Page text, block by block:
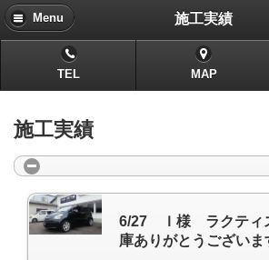
Menu 施工実績
TEL MAP
施工実績
6/27 Ｉ様 ラクティ
庫ありがとうございま